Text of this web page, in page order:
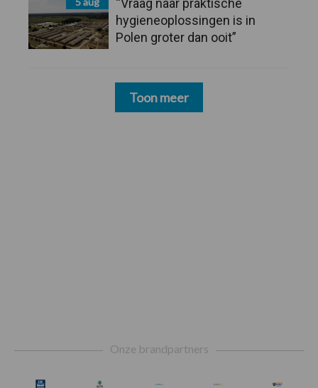
“Vraag naar praktische
hygieneoplossingen is in
Polen groter dan ooit”
Toon meer
Onze brandpartners